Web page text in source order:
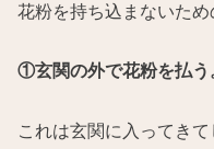
花粉を持ち込まないため
①玄関の外で花粉を払う
これは玄関に入ってき